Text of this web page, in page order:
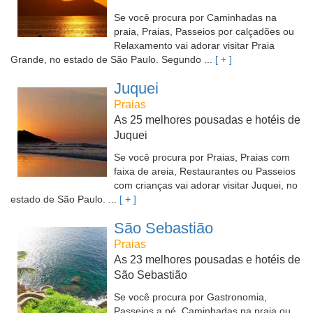
Se você procura por Caminhadas na
praia, Praias, Passeios por calçadões ou
Relaxamento vai adorar visitar Praia
Grande, no estado de São Paulo. Segundo ... [ + ]
Juquei
Praias
As 25 melhores pousadas e hotéis de
Juquei
Se você procura por Praias, Praias com
faixa de areia, Restaurantes ou Passeios
com crianças vai adorar visitar Juquei, no
estado de São Paulo. ... [ + ]
São Sebastião
Praias
As 23 melhores pousadas e hotéis de
São Sebastião
Se você procura por Gastronomia,